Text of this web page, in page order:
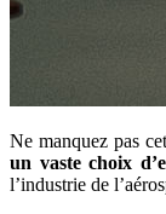
Ne manquez pas
un vaste choix
l’industrie de